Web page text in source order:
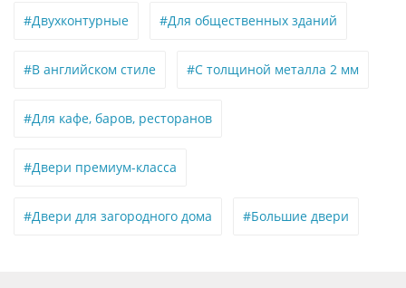
#Двухконтурные #Для общественных зданий
#В английском стиле #С толщиной металла 2 мм
#Для кафе, баров, ресторанов
#Двери премиум-класса
#Двери для загородного дома #Большие двери